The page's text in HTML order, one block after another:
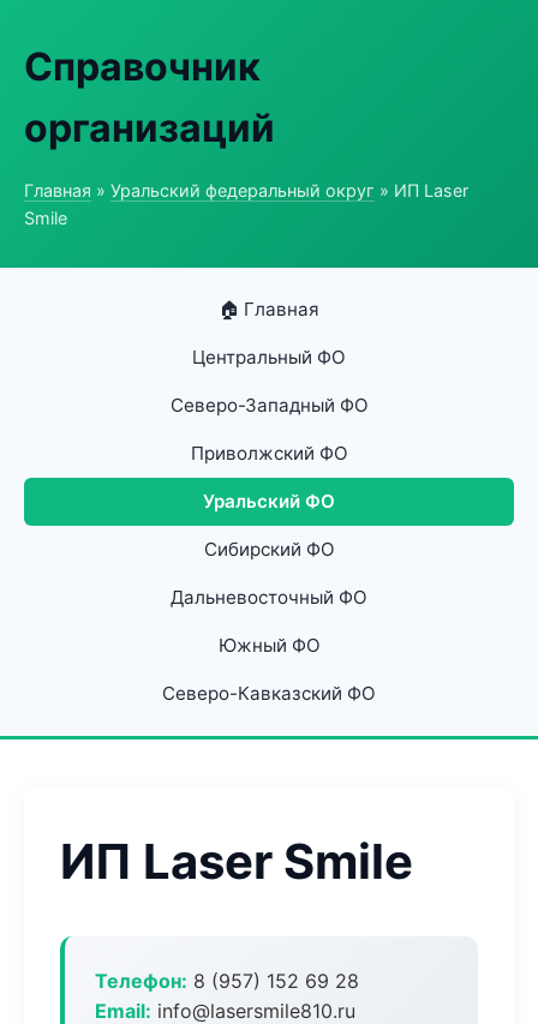
Справочник
организаций
Главная » Уральский федеральный округ » ИП Laser
Smile
🏠 Главная
Центральный ФО
Северо-Западный ФО
Приволжский ФО
Уральский ФО
Сибирский ФО
Дальневосточный ФО
Южный ФО
Северо-Кавказский ФО
ИП Laser Smile
Телефон: 8 (957) 152 69 28
Email: info@lasersmile810.ru